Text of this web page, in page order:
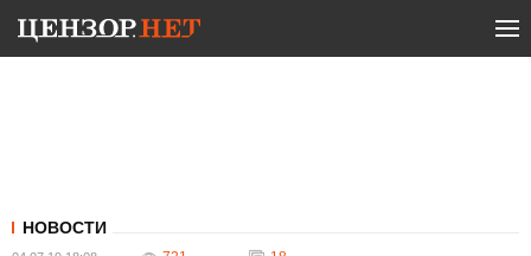
НОВОСТИ